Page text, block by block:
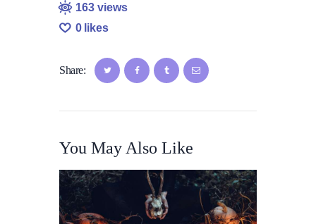
163 views
0 likes
Share:
You May Also Like